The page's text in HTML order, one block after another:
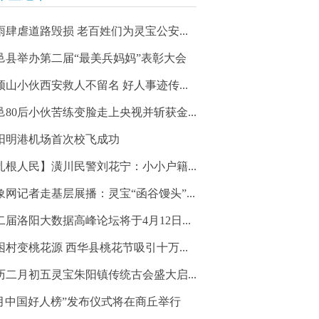
肆虐道路毁损 老百姓们为灵宝公安...
县举办第二届“最美兵妈妈”表彰大会
山小伙西安救人不留名 好人事迹传...
80后小伙苦练变脸走上央视并斩获金...
明港机场首次校飞成功
根人民】潢川民警刘花宁：小小户籍...
网记者走基层展播：灵宝“函谷馒头”...
届洛阳大数据高峰论坛将于4月12日...
村变桃花源 西华县桃花节吸引十万...
二月初五灵宝朱阳镇传统古会盛大启...
中国好人榜”发布仪式将在商丘举行